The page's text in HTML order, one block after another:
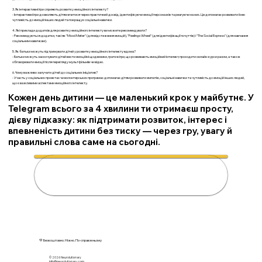
3. Як інтерактивні ігри сприяють розвитку емоційного інтелекту?
- Інтерактивні ігри дозволяють дітям вчитися через практичний досвід, ідентифікуючи емоції персонажів та реагуючи на них. Це допомагає розвивати їхню
чутливість до емоцій інших людей та покращує соціальні навички.
4. Які приклади додатків для розвитку емоційного інтелекту ви можете рекомендувати?
- Рекомендуються додатки, такі як "Mood Meter" (для відстеження емоцій), "Feelings Wheel" (для ідентифікації почуттів) і "The Social Express" (для навчання
соціальним навичкам).
5. Як батьки можуть підтримувати дітей у розвитку емоційного інтелекту вдома?
- Батьки можуть заохочувати дітей вести емоційні щоденники, грати в ігри, що розвивають емоційний інтелект, проходити онлайн-курси разом, а також
обговорювати емоції після перегляду мультфільмів чи відео.
6. Чому важливо залучати дітей до соціальних ініціатив?
- Участь у соціальних проектах чи волонтерських програмах допомагає дітям розвивати емпатію, соціальні навички та чутливість до емоцій інших людей,
що є важливими аспектами емоційного інтелекту.
Кожен день дитини — це маленький крок у майбутнє. У
Telegram всього за 4 хвилини ти отримаєш просту,
дієву підказку: як підтримати розвиток, інтерес і
впевненість дитини без тиску — через гру, увагу й
правильні слова саме на сьогодні.
💚 Безкоштовно. Ніжно. По-справжньому
© 2026 Neurolutionary
info@neurolutionary.com